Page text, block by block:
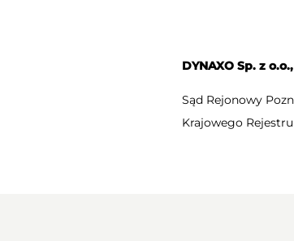
DYNAXO Sp. z
Sąd Rejonowy
Krajowego